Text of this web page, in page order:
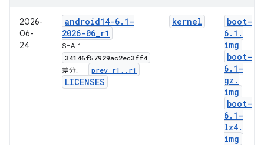
2026-
06-
24
android14-6. 1-
2026-06_r1
SHA-1:
34146f57929ac2ec3ff4
差分: prev r1 . . r1
LICENSES
kernel
boot-
6. 1 .
img
boot-
6. 1-
gz .
img
boot-
6. 1-
lz4.
img